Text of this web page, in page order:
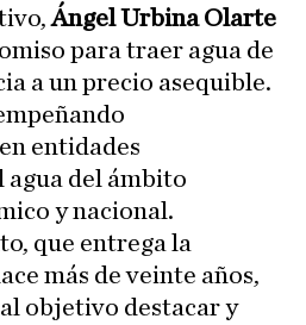
Ángel Urbina Olarte
para traer agua de
a un precio asequible.
entidades
agua del ámbito
y nacional.
que entrega la
más de veinte años,
objetivo destacar y